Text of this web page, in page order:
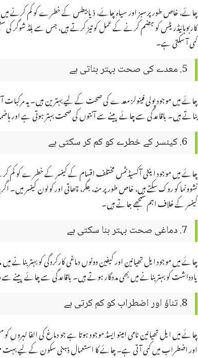
چائے، خاص طور پر سبز اور سیاہ چائے، ذیابیطس کے خطرے کو کم کرنے میں
کاربوہائیڈریٹس کو ہضم کرنے کے عمل کو تیز کرتے ہیں، جس سے بلڈ
کمی آ سکتی ہے۔
5. معدے کی صحت بہتر بناتی ہے
چائے میں موجود پولی فینولز معدے کی صحت کے لیے بہترین ہیں۔ یہ مرکبات
بناتے ہیں۔ باقاعدگی سے چائے پینے سے آنتوں کی صحت بہتر ہوتی ہے
6. کینسر کے خطرے کو کم کر سکتی ہے
چائے میں موجود اینٹی آکسیڈنٹس مختلف اقسام کے کینسر کے خطرے کو کم
نشوونما کو روک سکتے ہیں، خاص طور پر منہ، جگر، چھاتی اور کولون کینسر
کینسر کے خلاف اہم سمجھے جاتے ہیں۔
7. دماغی صحت بہتر بنا سکتی ہے
چائے میں موجود ایل تھیانین اور کیفین دونوں دماغی کارکردگی کو بہتر بنانے
یادداشت کو بہتر بنانے میں بھی مددگار ہوتے ہیں۔ باقاعدگی سے چائے پینے
8. تناؤ اور اضطراب کو کم کرتی ہے
چائے میں ایل تھیانین نامی امینو ایسڈ موجود ہوتا ہے جو دماغ کی الفا
اور اضطراب میں کمی آتی ہے۔ چائے کا استعمال ذہنی سکون کے لیے بہت